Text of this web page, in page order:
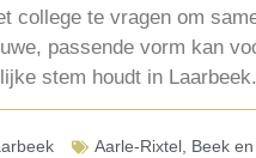
college te vragen om
passende vorm kan
stem houdt in Laarbeek.
Aarle-Rixtel, Beek